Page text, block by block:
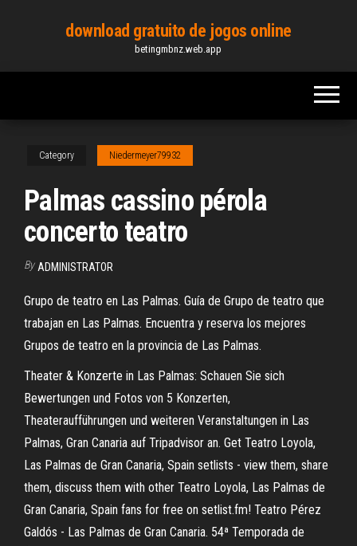
content
download gratuito de jogos online
betingmbnz.web.app
Category Niedermeyer79932
Palmas cassino pérola
concerto teatro
By ADMINISTRATOR
Grupo de teatro en Las Palmas. Guía de Grupo de teatro que
trabajan en Las Palmas. Encuentra y reserva los mejores
Grupos de teatro en la provincia de Las Palmas.
Theater & Konzerte in Las Palmas: Schauen Sie sich
Bewertungen und Fotos von 5 Konzerten,
Theateraufführungen und weiteren Veranstaltungen in Las
Palmas, Gran Canaria auf Tripadvisor an. Get Teatro Loyola,
Las Palmas de Gran Canaria, Spain setlists - view them, share
them, discuss them with other Teatro Loyola, Las Palmas de
Gran Canaria, Spain fans for free on setlist.fm! Teatro Pérez
Galdós - Las Palmas de Gran Canaria. 54ª Temporada de